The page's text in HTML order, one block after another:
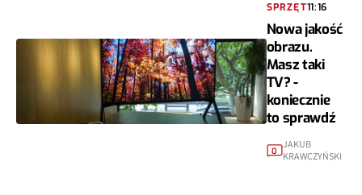
SPRZĘT11:16
Nowa jakość
obrazu.
Masz taki
TV? -
koniecznie
to sprawdź
0 JAKUB
KRAWCZYŃSKI